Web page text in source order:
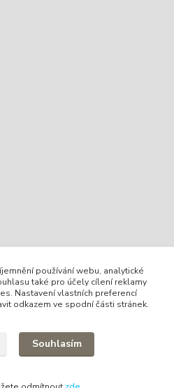
používání webu, analytické
také pro účely cílení reklamy
Nastavení vlastních preferencí
odkazem ve spodní části stránek.
Souhlasím